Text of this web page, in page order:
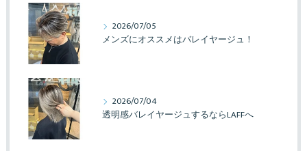
2026/07/05
メンズにオススメはバレイヤージュ！
2026/07/04
透明感バレイヤージュするならLAFFへ